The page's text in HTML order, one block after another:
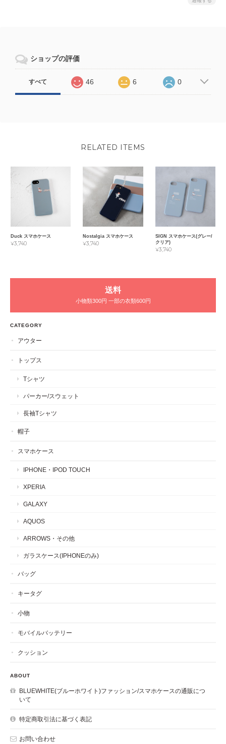
ショップの評価
すべて 46 6 0
RELATED ITEMS
Duck スマホケース
¥3,740
Nostalgia スマホケース
¥3,740
SIGN スマホケース(グレー/
クリア)
¥3,740
送料
小物類300円 一部の衣類600円
CATEGORY
アウター
トップス
Tシャツ
パーカー/スウェット
長袖Tシャツ
帽子
スマホケース
IPHONE・IPOD TOUCH
XPERIA
GALAXY
AQUOS
ARROWS・その他
ガラスケース(IPHONEのみ)
バッグ
キータグ
小物
モバイルバッテリー
クッション
ABOUT
BLUEWHITE(ブルーホワイト)ファッション/スマホケースの通販につ
いて
特定商取引法に基づく表記
お問い合わせ